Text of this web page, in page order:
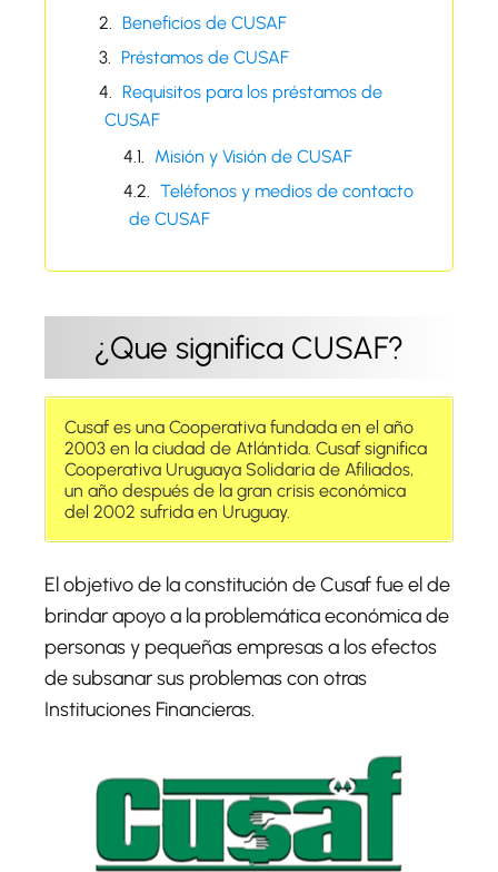
Beneficios de CUSAF
Préstamos de CUSAF
Requisitos para los préstamos de
CUSAF
Misión y Visión de CUSAF
Teléfonos y medios de contacto
de CUSAF
¿Que significa CUSAF?
Cusaf es una Cooperativa fundada en el año
2003 en la ciudad de Atlántida. Cusaf significa
Cooperativa Uruguaya Solidaria de Afiliados,
un año después de la gran crisis económica
del 2002 sufrida en Uruguay.
El objetivo de la constitución de Cusaf fue el de
brindar apoyo a la problemática económica de
personas y pequeñas empresas a los efectos
de subsanar sus problemas con otras
Instituciones Financieras.